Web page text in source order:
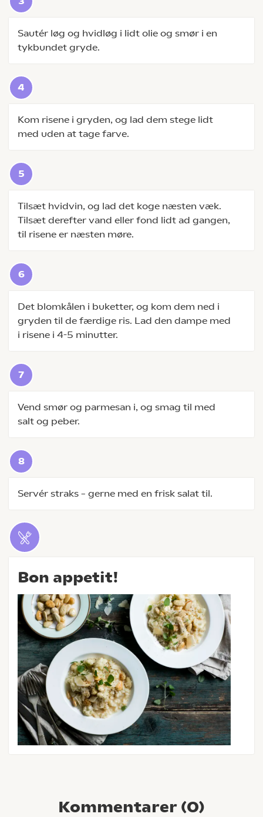
Sautér løg og hvidløg i lidt olie og smør i en
tykbundet gryde.
Kom risene i gryden, og lad dem stege lidt
med uden at tage farve.
Tilsæt hvidvin, og lad det koge næsten væk.
Tilsæt derefter vand eller fond lidt ad gangen,
til risene er næsten møre.
Det blomkålen i buketter, og kom dem ned i
gryden til de færdige ris. Lad den dampe med
i risene i 4-5 minutter.
Vend smør og parmesan i, og smag til med
salt og peber.
Servér straks – gerne med en frisk salat til.
Bon appetit!
Kommentarer (0)